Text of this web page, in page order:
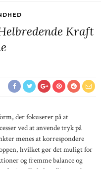
Kraft
der fokuserer på at
ved at anvende tryk på
menes at korrespondere
hvilket gør det muligt for
og fremme balance og